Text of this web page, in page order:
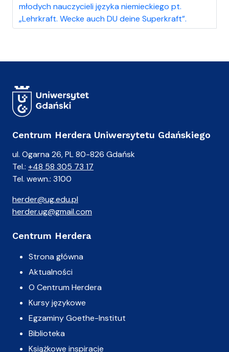
młodych nauczycieli języka niemieckiego pt.
„Lehrkraft. Wecke auch DU deine Superkraft”.
Centrum Herdera Uniwersytetu Gdańskiego
ul. Ogarna 26, PL 80-826 Gdańsk
Tel.: +48 58 305 73 17
Tel. wewn.: 3100
herder@ug.edu.pl
herder.ug@gmail.com
Centrum Herdera
Strona główna
Aktualności
O Centrum Herdera
Kursy językowe
Egzaminy Goethe-Institut
Biblioteka
Książkowe inspiracje